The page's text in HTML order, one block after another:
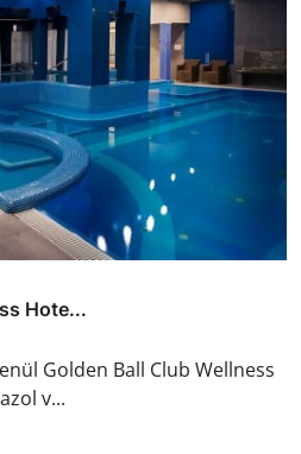
Hote...
Golden Ball Club Wellness
v...